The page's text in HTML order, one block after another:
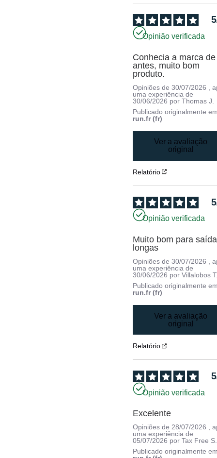
5
Opinião verificada
Conhecia a marca de
antes, muito bom
produto.
Opiniões de30/07/2026
,
uma experiência de
30/06/2026 porThomas J.
Publicado originalmente
run.fr (fr)
Ver a avaliação
original
Relatório
5
Opinião verificada
Muito bom para
longas
Opiniões de30/07/2026
,
uma experiência de
30/06/2026 porVillalobos
Publicado originalmente
run.fr (fr)
Ver a avaliação
original
Relatório
5
Opinião verificada
Excelente
Opiniões de28/07/2026 ,
uma experiência de
05/07/2026 porTax Free S.
Publicado originalmente